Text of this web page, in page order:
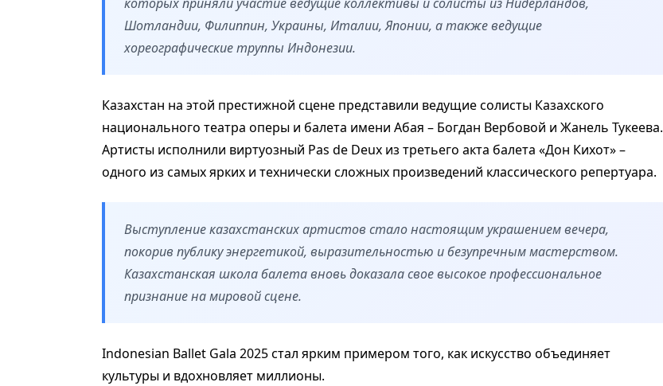
Шотландии, Филиппин, Украины, Италии, Японии, а также ведущие
хореографические труппы Индонезии.
Казахстан на этой престижной сцене представили ведущие солисты Казахского
национального театра оперы и балета имени Абая – Богдан Вербовой и Жанель Тукеева.
Артисты исполнили виртуозный Pas de Deux из третьего акта балета «Дон Кихот» –
одного из самых ярких и технически сложных произведений классического репертуара.
Выступление казахстанских артистов стало настоящим украшением вечера,
покорив публику энергетикой, выразительностью и безупречным мастерством.
Казахстанская школа балета вновь доказала свое высокое профессиональное
признание на мировой сцене.
Indonesian Ballet Gala 2025 стал ярким примером того, как искусство объединяет
культуры и вдохновляет миллионы.